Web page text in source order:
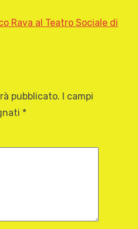
Rava al Teatro Sociale di
pubblicato.
I campi
*